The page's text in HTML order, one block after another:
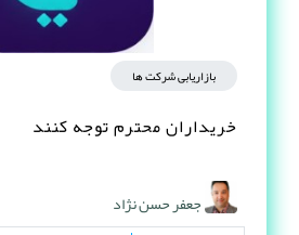
بازاریابی شرکت ها
خریداران محترم توجه کنند
جعفر حسن نژاد